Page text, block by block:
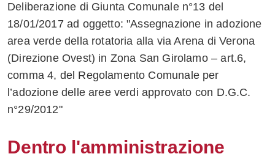
network
Facebook
su
Twitter
Condividi
su
Facebook
Condividi
su
Whatsapp
Deliberazione di Giunta Comunale n°13 del
18/01/2017 ad oggetto: "Assegnazione in adozione
area verde della rotatoria alla via Arena di Verona
(Direzione Ovest) in Zona San Girolamo – art.6,
comma 4, del Regolamento Comunale per
l’adozione delle aree verdi approvato con D.G.C.
n°29/2012"
Dentro l'amministrazione